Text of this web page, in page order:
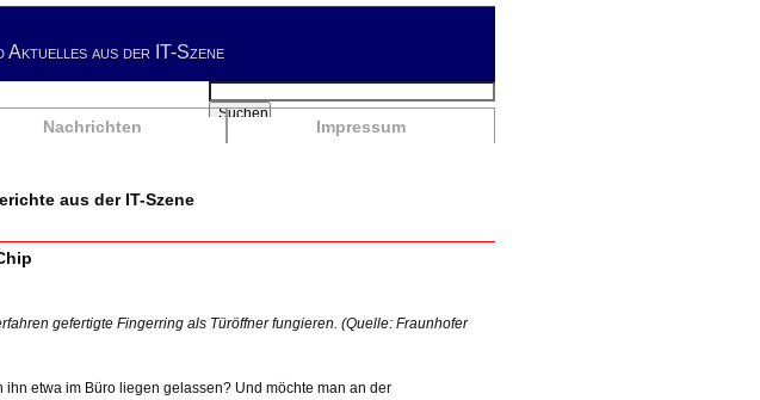
Aktuelles aus der IT-Szene
Nachrichten Impressum
Suchbegriffe
Suchen
aus der IT-Szene
gefertigte Fingerring als Türöffner fungieren. (Quelle: Fraunhofer
etwa im Büro liegen gelassen? Und möchte man an der